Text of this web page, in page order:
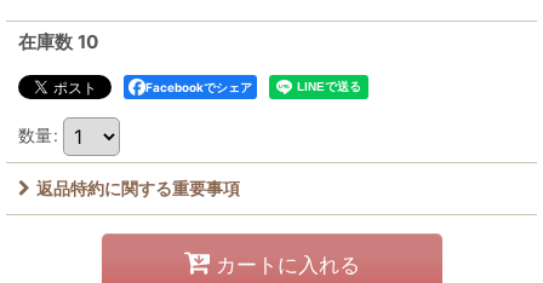
在庫数 10
Facebookでシェア
数量:
返品特約に関する重要事項
カートに入れる